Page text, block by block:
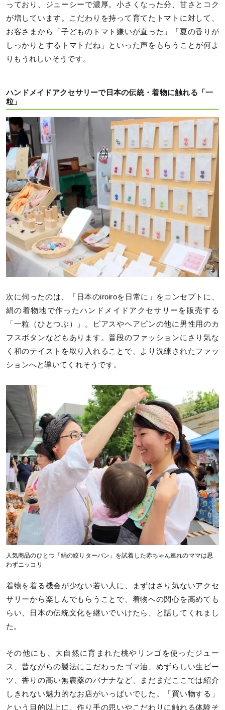
っており、ジューシーで濃厚。小さくなった分、甘さとコク
が増しています。こだわりを持って育てたトマトに対して、
お客さまから「子どものトマト嫌いが直った」「夏の香りが
しっかりとするトマトだね」といった声をもらうことが何よ
りもうれしいそうです。
ハンドメイドアクセサリーで日本の伝統・着物に触れる「一
粒」
次に伺ったのは、「日本のiroiroを日常に」をコンセプトに、
絹の着物地で作ったハンドメイドアクセサリーを販売する
「一粒（ひとつぶ）」。ピアスやヘアピンの他に男性用のカ
フスボタンなどもあります。普段のファッションにさり気な
く和のテイストを取り入れることで、より洗練されたファッ
ションへと導いてくれそうです。
人気商品のひとつ「絹の絞りターバン」を試着した赤ちゃん連れのママは思
わずニッコリ
着物を着る機会が少ない若い人に、まずはさり気ないアクセ
サリーから楽しんでもらうことで、着物への関心を高めても
らい、日本の伝統文化を継いでいけたら、と話してくれまし
た。
その他にも、大自然に育まれた桃やリンゴを使ったジュー
ス、昔ながらの製法にこだわったゴマ油、めずらしい生ビー
ツ、香りの高い無農薬のバナナなど、まだまだここでは紹介
しきれない魅力的なお店がいっぱいでした。「買い物する」
という目的以上に、作り手の思いやこだわりに触れる体験そ